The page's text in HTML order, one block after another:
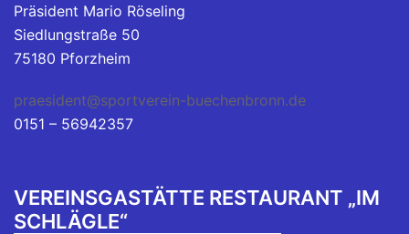
Präsident Mario Röseling
Siedlungstraße 50
75180 Pforzheim
praesident@sportverein-buechenbronn.de
0151 – 56942357
VEREINSGASTÄTTE RESTAURANT „IM
SCHLÄGLE“